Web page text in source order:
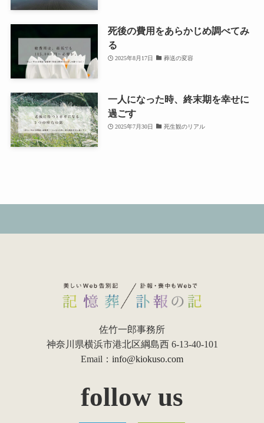
死後の費用をあらかじめ調べてみ
る
2025年8月17日 葬送の変容
一人になった時、終末期を幸せに
過ごす
2025年7月30日 死生観のリアル
佐竹一郎事務所
神奈川県横浜市港北区綱島西 6-13-40-101
Email： info@kiokuso.com
follow us